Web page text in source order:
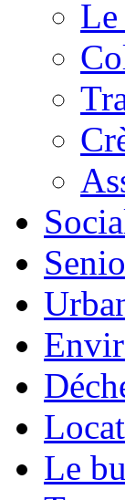
Le
Le